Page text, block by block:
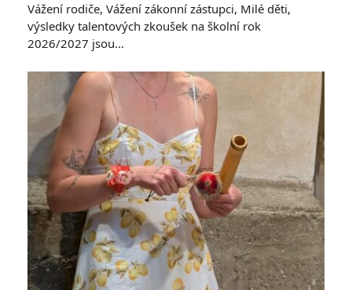
Vážení rodiče, Vážení zákonní zástupci, Milé děti,
výsledky talentových zkoušek na školní rok
2026/2027 jsou…